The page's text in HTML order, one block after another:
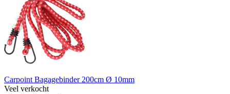
Carpoint Bagagebinder 200cm Ø 10mm
Veel verkocht